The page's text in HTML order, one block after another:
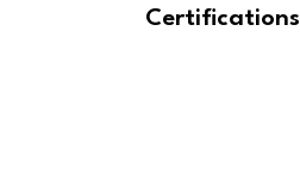
Certifications